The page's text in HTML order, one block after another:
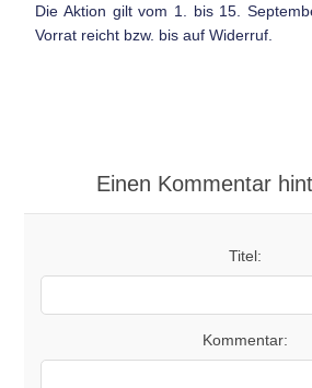
Die Aktion gilt vom 1. bis 15.
Vorrat reicht bzw. bis auf Widerruf.
Einen Kommentar
Titel:
Kommentar: